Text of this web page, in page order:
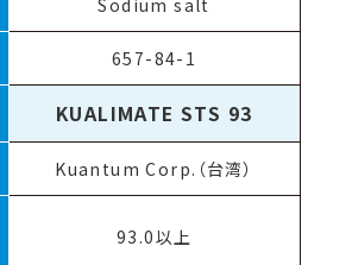
Sodium salt
657-84-1
KUALIMATE STS 93
Kuantum Corp.（台湾）
93.0以上